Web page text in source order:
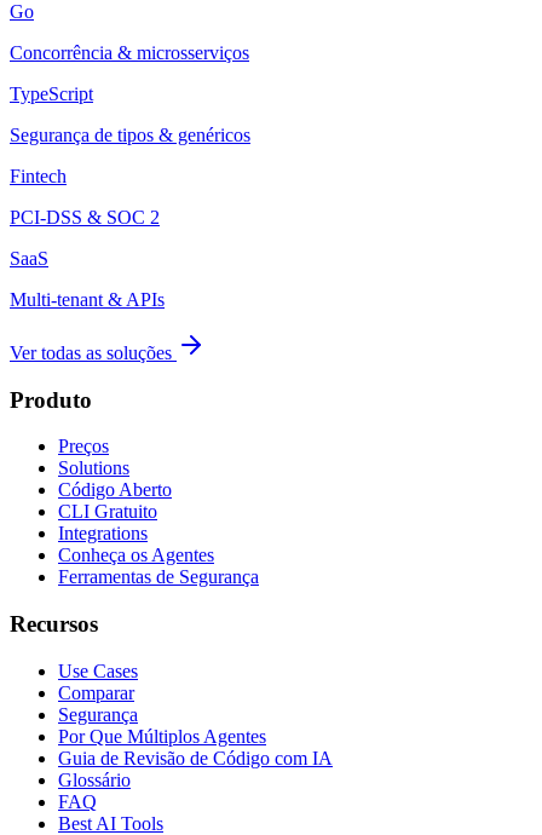
Go
Concorrência & microsserviços
TypeScript
Segurança de tipos & genéricos
Fintech
PCI-DSS & SOC 2
SaaS
Multi-tenant & APIs
Ver todas as soluções
Produto
Preços
Solutions
Código Aberto
CLI Gratuito
Integrations
Conheça os Agentes
Ferramentas de Segurança
Recursos
Use Cases
Comparar
Segurança
Por Que Múltiplos Agentes
Guia de Revisão de Código com IA
Glossário
FAQ
Best AI Tools